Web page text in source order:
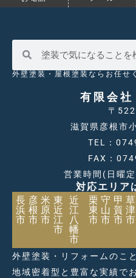
外壁塗装・屋根塗装ならお任せ
有限会
〒
滋賀県彦根市
TEL：
FAX：
営業時間(日曜
対応エリア
長
浜
市
彦
根
市
米
原
市
東
近
江
市
近
江
八
幡
市
栗
東
市
守
山
市
甲
賀
市
草
津
市
外壁塗装・リフォームのこ
地域密着型と豊富な実績で